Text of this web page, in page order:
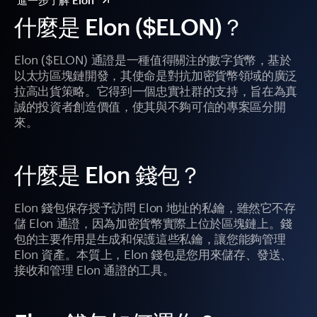
什麼是 Elon ($ELON)？
Elon ($ELON) 通證是一種值得關注的數字貨幣，基於
以太坊區塊鏈開發，其使命是對抗加密貨幣領域的廣泛
拉高出貨策略。它得到一個忠實社群的支持，旨在為真
誠的投資者創造價值，使其與不夠可信的專案區分開
來。
什麼是 Elon 錢包？
Elon 錢包保存授予訪問 Elon 地址的私鑰，雖然它不存
儲 Elon 通證，因為加密貨幣實際上位於區塊鏈上。錢
包的主要作用是生成和保護這些私鑰，讓您能夠管理
Elon 資產。本質上，Elon 錢包是您用來儲存、發送、
接收和管理 Elon 通證的工具。